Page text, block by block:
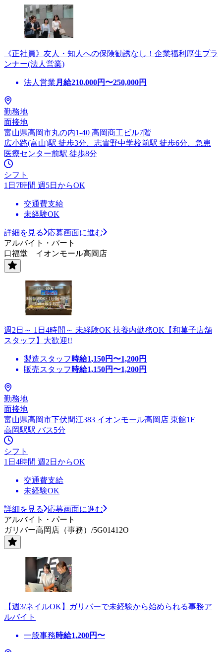
《正社員》友人・知人への保険勧誘なし！企業福利厚生プラ
ンナー(法人営業)
法人営業 月給210,000円〜250,000円
勤務地
面接地
富山県高岡市丸の内1-40 高岡商工ビル7階
広小路(富山)駅 徒歩3分、志貴野中学校前駅 徒歩6分、急患
医療センター前駅 徒歩8分
シフト
1日7時間 週5日からOK
交通費支給
未経験OK
詳細を見る
応募画面に進む
アルバイト・パート
口福堂 イオンモール高岡店
週2日～ 1日4時間～ 未経験OK 扶養内勤務OK【和菓子店舗
スタッフ】大歓迎!!
製造スタッフ 時給1,150円〜1,200円
販売スタッフ 時給1,150円〜1,200円
勤務地
面接地
富山県高岡市下伏間江383 イオンモール高岡店 東館1F
高岡駅駅 バス5分
シフト
1日4時間 週2日からOK
交通費支給
未経験OK
詳細を見る
応募画面に進む
アルバイト・パート
ガリバー高岡店（事務）/5G01412O
【週3/ネイルOK】ガリバーで未経験から始められる事務ア
ルバイト
一般事務時給1,200円〜